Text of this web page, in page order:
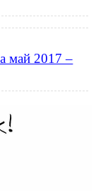
май 2017 –